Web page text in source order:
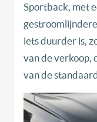
Sportback, met
iets duurder is,
van de verkoop,
van de